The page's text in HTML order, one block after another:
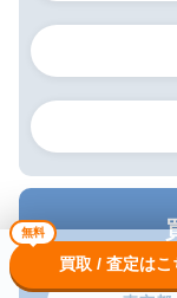
無料
買取 / 査定はこ